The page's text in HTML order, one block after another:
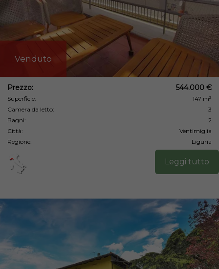
Venduto
Prezzo: 544.000 €
Superficie:
147 m²
Camera da letto:
3
Bagni:
2
Città:
Ventimiglia
Regione:
Liguria
Leggi tutto